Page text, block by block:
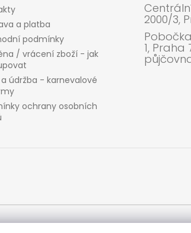
a platba
podmínky
/ vrácení zboží - jak
údržba - karnevalové
ochrany osobních
2000/3,
1,